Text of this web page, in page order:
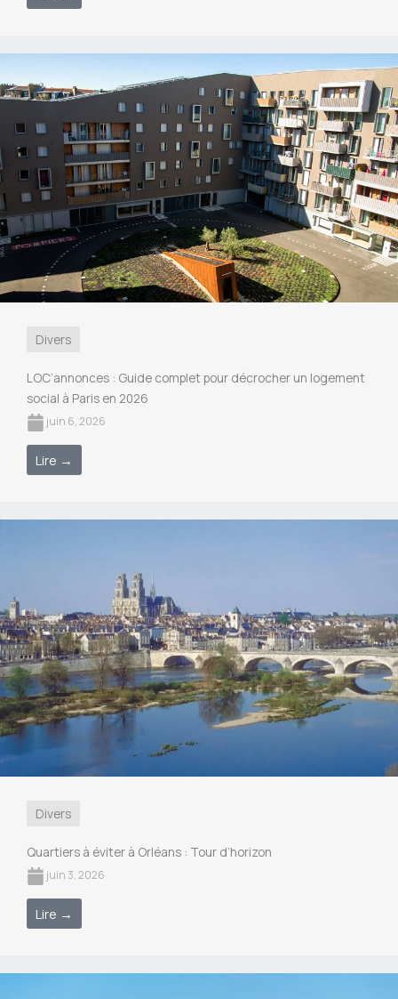
Divers
LOC’annonces : Guide complet pour décrocher un logement
social à Paris en 2026
juin 6, 2026
Lire →
Divers
Quartiers à éviter à Orléans : Tour d’horizon
juin 3, 2026
Lire →